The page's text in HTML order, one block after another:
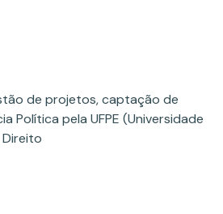
de projetos, captação de
Política pela UFPE (Universidade